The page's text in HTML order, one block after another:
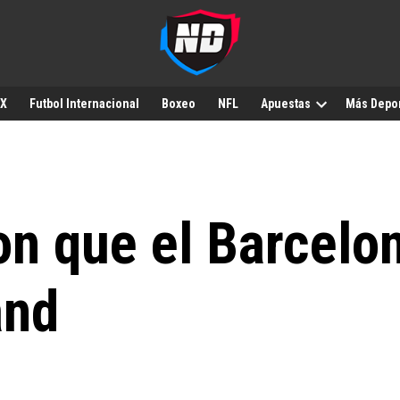
Futbol Internacional Boxeo NFL Apuestas Más
que el